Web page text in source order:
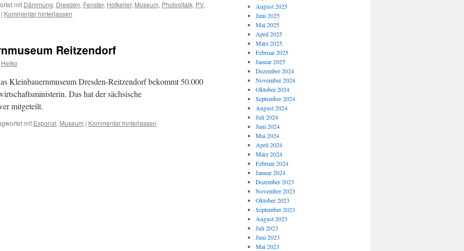
mit Dämmung, Dresden, Fenster, Hofkeller, Museum, Photvoltaik, PV,
| Kommentar hinterlassen
Reitzendorf
Heiko
Kleinbauernmuseum Dresden-Reitzendorf bekommt 50.000
Das hat der sächsische
mitgeteilt.
mit Exponat, Museum | Kommentar hinterlassen
August 2025
Juni 2025
Mai 2025
April 2025
März 2025
Februar 2025
Januar 2025
Dezember 2024
November 2024
Oktober 2024
September 2024
August 2024
Juli 2024
Juni 2024
Mai 2024
April 2024
März 2024
Februar 2024
Januar 2024
Dezember 2023
November 2023
Oktober 2023
September 2023
August 2023
Juli 2023
Juni 2023
Mai 2023